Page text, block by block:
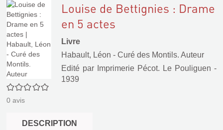
0/5
0 avis
Louise de Bettignies : Drame
en 5 actes
Livre
Habault, Léon - Curé des Montils. Auteur
Edité par
Imprimerie Pécot. Le Pouliguen -
1939
DESCRIPTION